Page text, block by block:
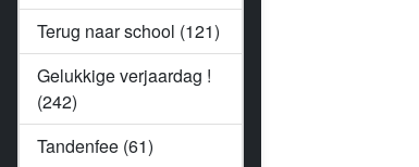
Terug naar school (121)
Gelukkige verjaardag !
(242)
Tandenfee (61)